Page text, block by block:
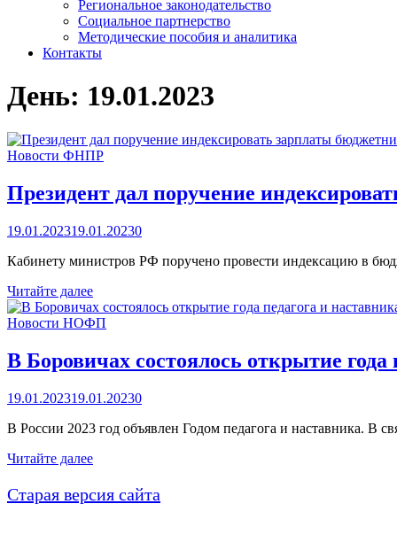
Региональное законодательство
Социальное партнерство
Методические пособия и аналитика
Контакты
День: 19.01.2023
Новости ФНПР
Президент дал поручение
19.01.202319.01.20230
Кабинету министров РФ поручено провести индексацию в
Президент
дал
поручение
зарплаты
бюджетников
Читайте далее
Новости НОФП
В Боровичах состоялось открытие года
19.01.202319.01.20230
В России 2023 год объявлен Годом педагога и наставника. В
В
состоялось
открытие
Читайте далее
Старая версия сайта